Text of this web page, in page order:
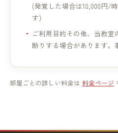
(発覚した場合は10,000円/
す)
ご利用目的その他、当教
断りする場合があります。
部屋ごとの詳しい料金は 料金ページ